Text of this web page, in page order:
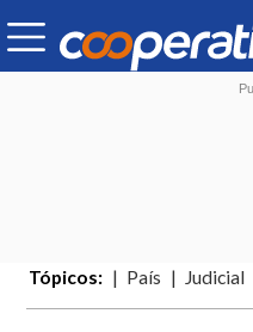
Tópicos: País Judicial